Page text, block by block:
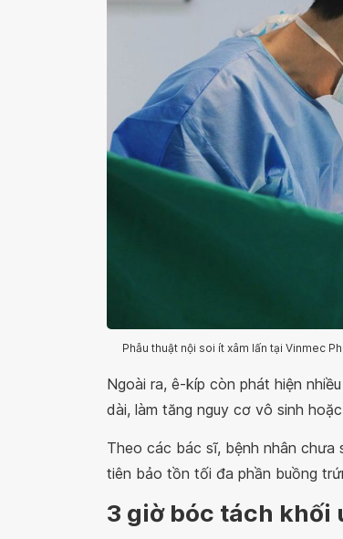
Phẫu thuật nội soi ít xâm lấn tại Vinmec
Ngoài ra, ê-kíp còn phát hiện
dài, làm tăng nguy cơ vô sinh
Theo các bác sĩ, bệnh nhân chưa
tiên bảo tồn tối đa phần buồng
3 giờ bóc tách khối